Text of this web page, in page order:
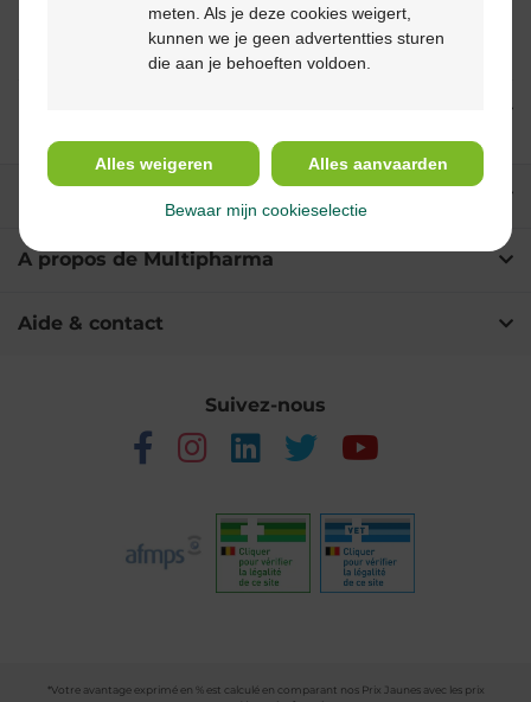
Description du produit
A propos de Multipharma
Aide & contact
Suivez-nous
*Votre avantage exprimé en % est calculé en comparant nos Prix Jaunes avec les prix
meten. Als je deze cookies weigert,
kunnen we je geen advertentties sturen
die aan je behoeften voldoen.
Alles weigeren Alles aanvaarden
Bewaar mijn cookieselectie